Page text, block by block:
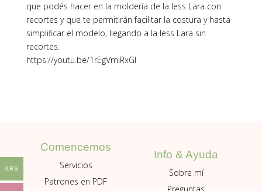
que podés hacer en la moldería de la less Lara con
recortes y que te permitirán facilitar la costura y hasta
simplificar el modelo, llegando a la less Lara sin
recortes.
https://youtu.be/1rEgVmiRxGI
Comencemos
Servicios
Patrones en PDF
Info & Ayuda
Sobre mí
ARS